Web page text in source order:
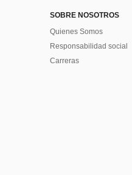
SOBRE NOSOTROS
Quienes Somos
Responsabilidad social
Carreras